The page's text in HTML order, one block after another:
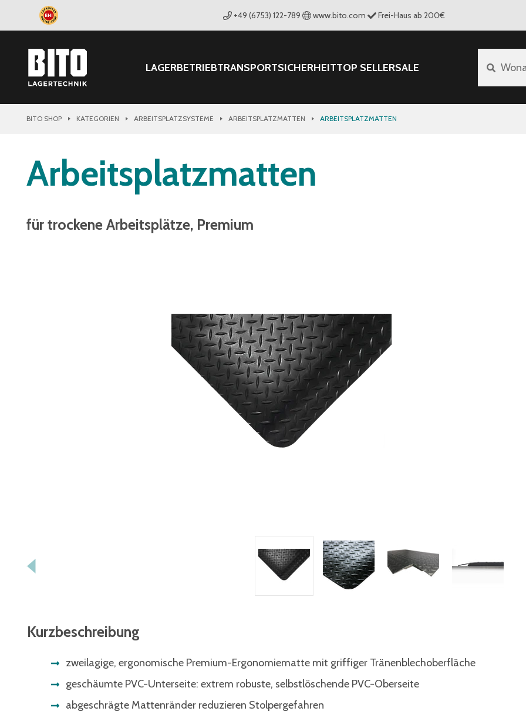
+49 (6753) 122-789 www.bito.com Frei-Haus ab 200€
LAGERBETRIEBTRANSPORTSICHERHEITTOP SELLERSALE
BITO SHOP KATEGORIEN ARBEITSPLATZSYSTEME ARBEITSPLATZMATTEN ARBEITSPLATZMATTEN
Arbeitsplatzmatten
für trockene Arbeitsplätze, Premium
Kurzbeschreibung
zweilagige, ergonomische Premium-Ergonomiematte mit griffiger Tränenblechoberfläche
geschäumte PVC-Unterseite: extrem robuste, selbstlöschende PVC-Oberseite
abgeschrägte Mattenränder reduzieren Stolpergefahren